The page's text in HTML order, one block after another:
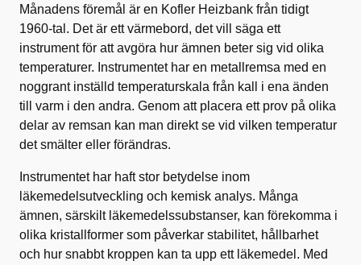
Månadens föremål är en Kofler Heizbank från tidigt
1960‑tal. Det är ett värmebord, det vill säga ett
instrument för att avgöra hur ämnen beter sig vid olika
temperaturer. Instrumentet har en metallremsa med en
noggrant inställd temperaturskala från kall i ena änden
till varm i den andra. Genom att placera ett prov på olika
delar av remsan kan man direkt se vid vilken temperatur
det smälter eller förändras.
Instrumentet har haft stor betydelse inom
läkemedelsutveckling och kemisk analys. Många
ämnen, särskilt läkemedelssubstanser, kan förekomma i
olika kristallformer som påverkar stabilitet, hållbarhet
och hur snabbt kroppen kan ta upp ett läkemedel. Med